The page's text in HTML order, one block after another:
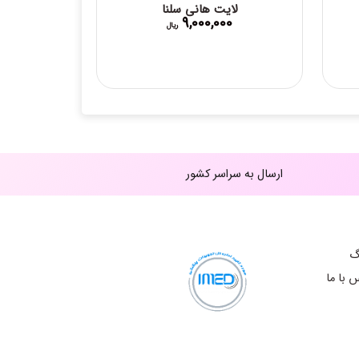
لایت هانی سلنا
9,000,000 ریال
ارسال به سراسر کشور
با ما